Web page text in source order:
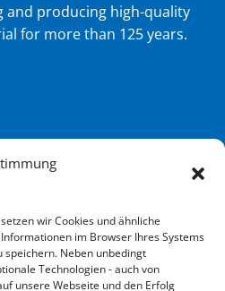
wir Cookies und ähnliche
im Browser Ihres Systems
Neben unbedingt
Technologien - auch von
unsere Webseite und den Erfolg
and producing high-quality
for more than 125 years.
Oberhausen